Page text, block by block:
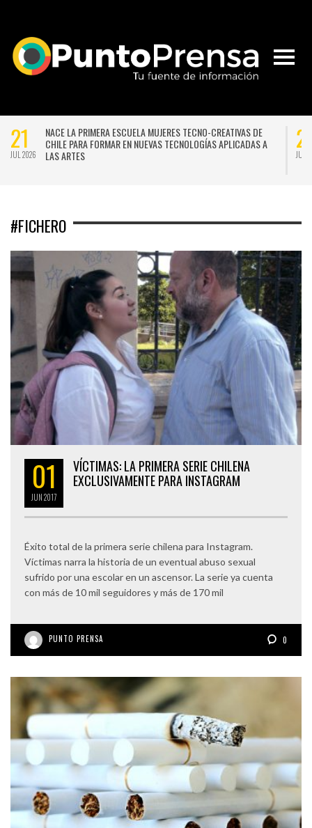
21
JUL 2026
NACE LA PRIMERA ESCUELA MUJERES TECNO-CREATIVAS DE
CHILE PARA FORMAR EN NUEVAS TECNOLOGÍAS APLICADAS A
LAS ARTES
JUL
#FICHERO
01
JUN2017
VÍCTIMAS: LA PRIMERA SERIE CHILENA
EXCLUSIVAMENTE PARA INSTAGRAM
Éxito total de la primera serie chilena para Instagram.
Víctimas narra la historia de un eventual abuso sexual
sufrido por una escolar en un ascensor. La serie ya cuenta
con más de 10 mil seguidores y más de 170 mil
PUNTO PRENSA 0